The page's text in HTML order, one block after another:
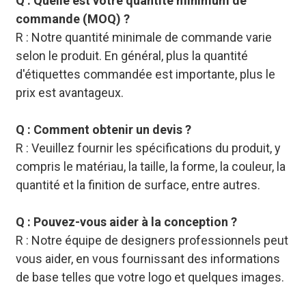
commande (MOQ) ?
R : Notre quantité minimale de commande varie
selon le produit. En général, plus la quantité
d'étiquettes commandée est importante, plus le
prix est avantageux.
Q : Comment obtenir un devis ?
R : Veuillez fournir les spécifications du produit, y
compris le matériau, la taille, la forme, la couleur, la
quantité et la finition de surface, entre autres.
Q : Pouvez-vous aider à la conception ?
R : Notre équipe de designers professionnels peut
vous aider, en vous fournissant des informations
de base telles que votre logo et quelques images.